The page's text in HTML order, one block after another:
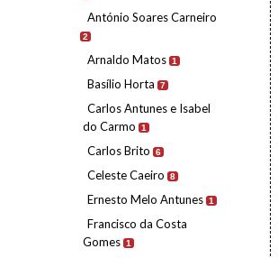
António Soares Carneiro
2
Arnaldo Matos 1
Basílio Horta 7
Carlos Antunes e Isabel
do Carmo
1
Carlos Brito 6
Celeste Caeiro 8
Ernesto Melo Antunes 1
Francisco da Costa
Gomes 1